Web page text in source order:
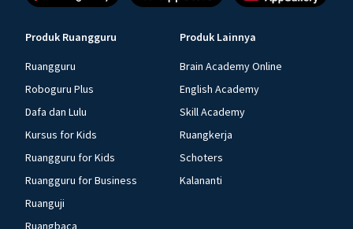
Produk Ruangguru
Ruangguru
Roboguru Plus
Dafa dan Lulu
Kursus for Kids
Ruangguru for Kids
Ruangguru for Business
Ruanguji
Ruangbaca
Produk Lainnya
Brain Academy Online
English Academy
Skill Academy
Ruangkerja
Schoters
Kalananti